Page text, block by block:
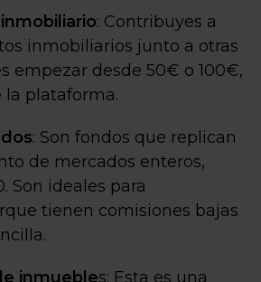
: Contribuyes a
inmobiliarios junto a otras
empezar desde 50€ o 100€,
plataforma.
: Son fondos que replican
de mercados enteros,
Son ideales para
tienen comisiones bajas
inmuebles: Esta es una